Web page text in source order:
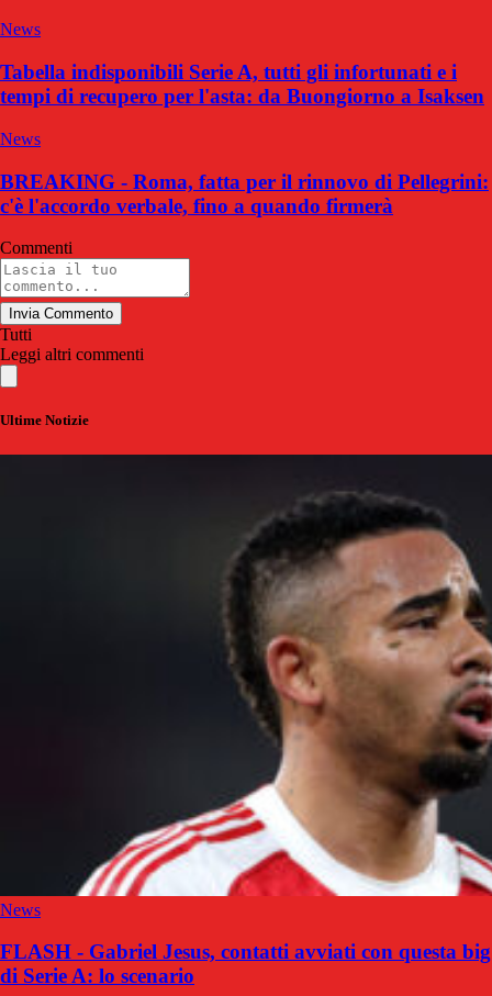
News
Tabella indisponibili Serie A, tutti gli infortunati e i
tempi di recupero per l'asta: da Buongiorno a Isaksen
News
BREAKING - Roma, fatta per il rinnovo di Pellegrini:
c'è l'accordo verbale, fino a quando firmerà
Commenti
Invia Commento
Tutti
Leggi altri commenti
Ultime Notizie
News
FLASH - Gabriel Jesus, contatti avviati con questa big
di Serie A: lo scenario